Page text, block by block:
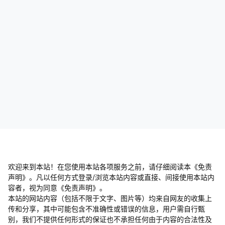
欢迎来到本站！在您使用本站各项服务之前，请仔细阅读本《免责
声明》。凡以任何方式登录/浏览本站内容或直接、间接使用本站内
容者，视为同意《免责声明》。
本站的网站内容（包括不限于文字、图片等）均来自网友的收集上
传和分享，其中可能包含不准确性或错误的信息，用户需自行甄
别，我们不提供任何形式的保证也不承担任何由于内容的合法性及